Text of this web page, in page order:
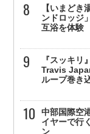
【いまどき
ンドロッジ
互浴を体験
『スッキ
Travis
ループ巻き
中部国際空
イヤーで行
ン